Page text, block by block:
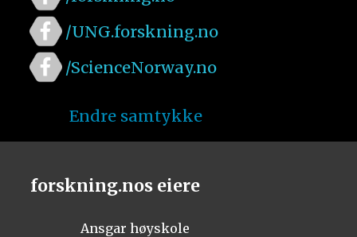
/UNG.forskning.no
/ScienceNorway.no
Endre samtykke
forskning.nos eiere
Ansgar høyskole